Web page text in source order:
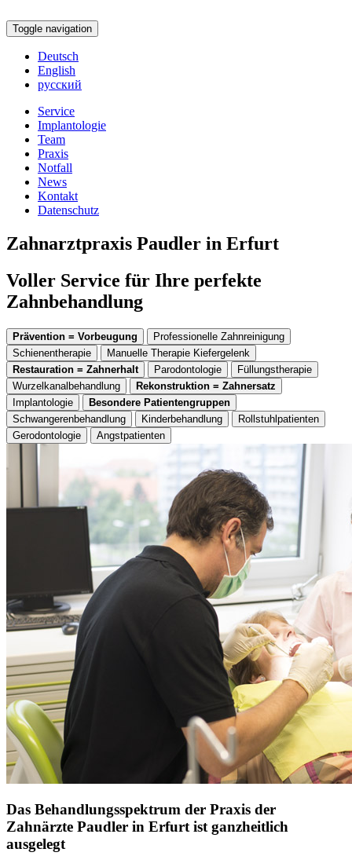
Toggle navigation
Deutsch
English
русский
Service
Implantologie
Team
Praxis
Notfall
News
Kontakt
Datenschutz
Zahnarztpraxis Paudler in Erfurt
Voller Service für Ihre perfekte
Zahnbehandlung
Prävention = Vorbeugung
Professionelle Zahnreinigung
Schienentherapie
Manuelle Therapie Kiefergelenk
Restauration = Zahnerhalt
Parodontologie
Füllungstherapie
Wurzelkanalbehandlung
Rekonstruktion = Zahnersatz
Implantologie
Besondere Patientengruppen
Schwangerenbehandlung
Kinderbehandlung
Rollstuhlpatienten
Gerodontologie
Angstpatienten
Das Behandlungsspektrum der Praxis der
Zahnärzte Paudler in Erfurt ist ganzheitlich
ausgelegt